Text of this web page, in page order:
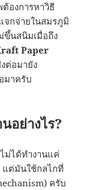
องการหาวิธี
กจ่ายในสมรภูมิ
ขึ้นสนิมเมื่อถึง
Paper
ต่อมายัง
มาครับ
อย่างไร?
ม่ได้ทำงานแค่
แต่มันใช้กลไกที่
ครับ